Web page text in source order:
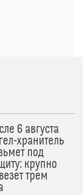
6 августа
хранитель
под
крупно
трем